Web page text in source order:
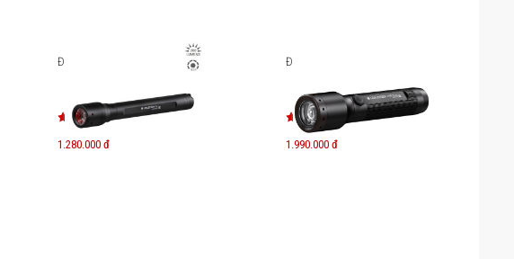
Đèn pin LedLenser P6
1.280.000 đ
Đèn pin Ledlenser P5R Core
1.990.000 đ